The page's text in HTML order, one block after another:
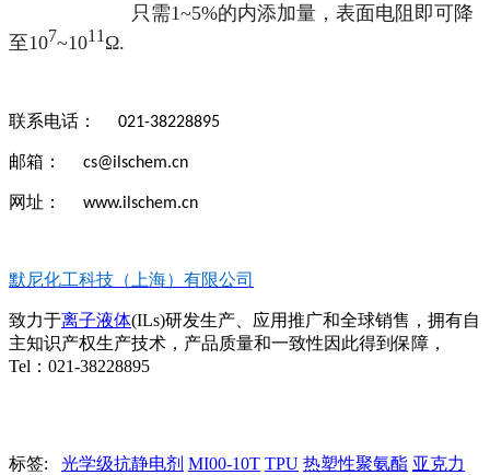
只需1~5%的内添加量，表面电阻即可降
至107~1011 Ω.
联系电话： 021-38228895
邮箱： cs@ilschem.cn
网址： www.ilschem.cn
默尼化工科技（上海）有限公司
致力于离子液体(ILs)研发生产、应用推广和全球销售，拥有自
主知识产权生产技术，产品质量和一致性因此得到保障，
Tel：021-38228895
标签: 光学级抗静电剂 MI00-10T TPU 热塑性聚氨酯 亚克力